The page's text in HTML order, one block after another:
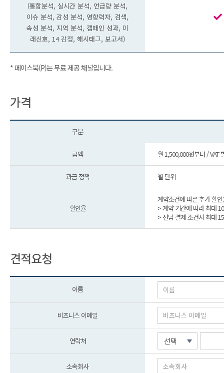
(통합분석, 실시간 분석, 언급량 분석,
이슈 분석, 감성 분석, 영향력자, 검색,
속성 분석, 지역 분석, 캠페인 성과, 미
래신호, 14 감정, 해시태그, 보고서)
* 페이스북(P)는 무료 제공 채널입니다.
가격
구분
금액 월 1,500,000원부터 / VAT
과금 정책 월 단위
힐인율
계약조건에 따른 추가 할
> 계약 기간에 따라 최대
> 선납 결제 조건시 최대
견적요청
이름
비즈니스 이메일
연락처 선택
소속회사